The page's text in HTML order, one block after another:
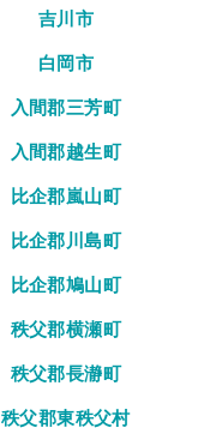
吉川市
白岡市
入間郡三芳町
入間郡越生町
比企郡嵐山町
比企郡川島町
比企郡鳩山町
秩父郡横瀬町
秩父郡長瀞町
秩父郡東秩父村